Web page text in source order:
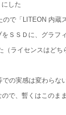
した
で「LITEON 内蔵
ＳＳＤに、グラフ
ライセンスはどち
での実感は変わらな
で、暫くはこのま